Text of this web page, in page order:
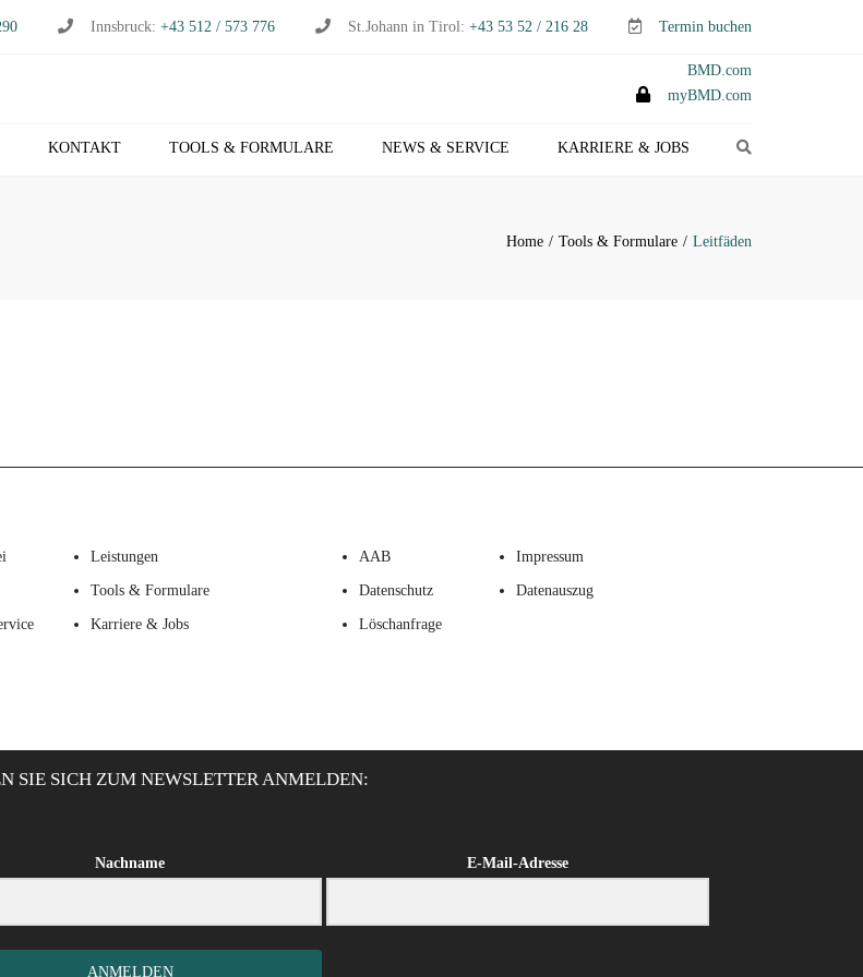
Innsbruck: +43 512 / 573 776 St.Johann in Tirol: +43 53 52 / 216 28 Termin buchen
BMD.com
myBMD.com
KONTAKT TOOLS & FORMULARE NEWS & SERVICE KARRIERE & JOBS
Home Tools & Formulare Leitfäden
Leistungen
Tools & Formulare
Karriere & Jobs
AAB Impressum
Datenschutz Datenauszug
Löschanfrage
SIE SICH ZUM NEWSLETTER ANMELDEN:
Nachname E-Mail-Adresse
ANMELDEN